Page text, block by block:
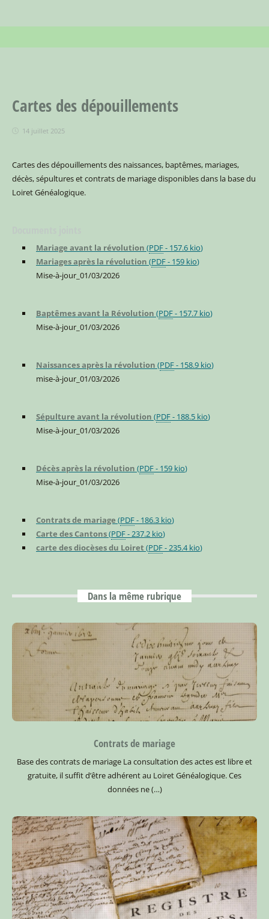
Cartes des dépouillements
14 juillet 2025
Cartes des dépouillements des naissances, baptêmes, mariages,
décès, sépultures et contrats de mariage disponibles dans la base du
Loiret Généalogique.
Mariage avant la révolution (PDF- 157.6 kio)
Mariages après la révolution (PDF- 159 kio)
Mise-à-jour_01/03/2026
Baptêmes avant la Révolution (PDF- 157.7 kio)
Mise-à-jour_01/03/2026
Naissances après la révolution (PDF- 158.9 kio)
mise-à-jour_01/03/2026
Sépulture avant la révolution (PDF- 188.5 kio)
Mise-à-jour_01/03/2026
Décès après la révolution (PDF- 159 kio)
Mise-à-jour_01/03/2026
Contrats de mariage (PDF- 186.3 kio)
Carte des Cantons(PDF-237.2 kio)
carte des diocèses du Loiret (PDF-235.4 kio)
Dans la même rubrique
Contrats de mariage
Base des contrats de mariage La consultation des actes est libre et
gratuite, il suffit d’être adhérent au Loiret Généalogique.Ces
données ne (…)